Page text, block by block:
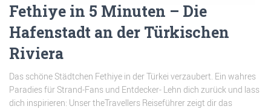
Fethiye in 5 Minuten – Die
Hafenstadt an der Türkischen
Riviera
Das schöne Städtchen Fethiye in der Türkei verzaubert. Ein wahres
Paradies für Strand-Fans und Entdecker- Lehn dich zurück und lass
dich inspirieren: Unser theTravellers Reiseführer zeigt dir das